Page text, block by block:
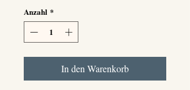
Milliliter
Anzahl *
In den Warenkorb